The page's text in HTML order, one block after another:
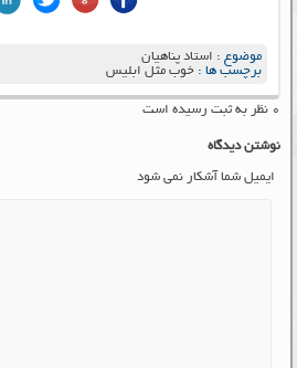
موضوع : استاد پناهیان
برچسب ها :خوب مثل ابلیس
۰ نظر به ثبت رسیده است
نوشتن دیدگاه
ایمیل شما آشکار نمی شود